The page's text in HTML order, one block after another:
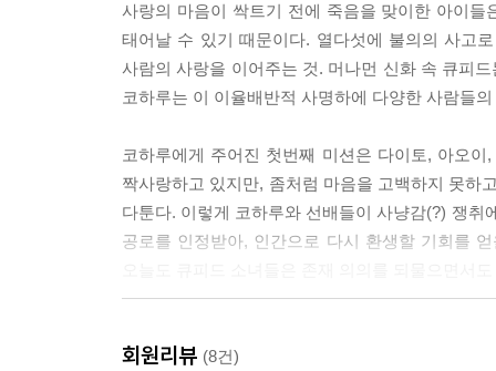
사랑의 마음이 싹트기 전에 죽음을 맞이한 아이
태어날 수 있기 때문이다. 열다섯에 불의의 사고
사람의 사랑을 이어주는 것. 머나먼 신화 속 큐피
코하루는 이 이율배반적 사명하에 다양한 사람들
코하루에게 주어진 첫번째 미션은 다이토, 아오
짝사랑하고 있지만, 좀처럼 마음을 고백하지 못하
다툰다. 이렇게 코하루와 선배들이 사냥감(?) 쟁
공로를 인정받아, 인간으로 다시 환생할 기회를
액션물로 시작된 이야기는 코하루의 과거가 밝혀
회원리뷰 (8건)